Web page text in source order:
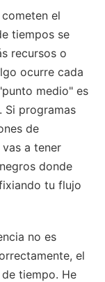
el
tiempos se
recursos o
ocurre cada
medio" es
Si programas
de
a tener
donde
tu flujo
no es
el
tiempo. He